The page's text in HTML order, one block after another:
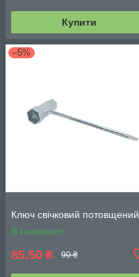
Купити
–5%
Ключ свічковий потовщений
В наявності
85,50 ₴ 90 ₴